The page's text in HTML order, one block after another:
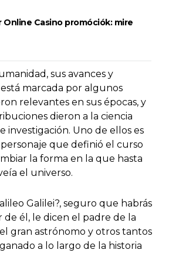
sus avances y
marcada por algunos
relevantes en sus épocas, y
dieron a la ciencia
investigación. Uno de ellos es
que definió el curso
la forma en la que hasta
el universo.
Galilei?, seguro que habrás
de él, le dicen el padre de la
gran astrónomo y otros tantos
a lo largo de la historia
Online Casino promóciók: mire